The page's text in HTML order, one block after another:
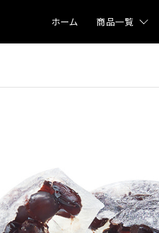
ホーム 商品一覧
杵の最中
栗里曲
黒豆茶
水羊羹